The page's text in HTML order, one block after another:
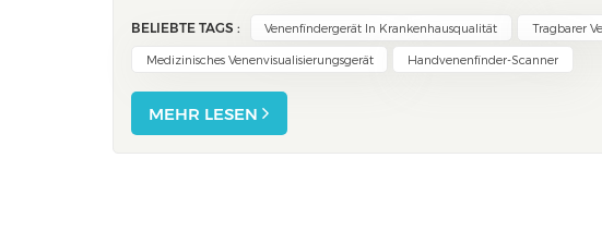
können Un...
BELIEBTE TAGS : Venenfindergerät In Krankenhausqualität Tragbarer
Medizinisches Venenvisualisierungsgerät Handvenenfinder-Scanner
MEHR LESEN